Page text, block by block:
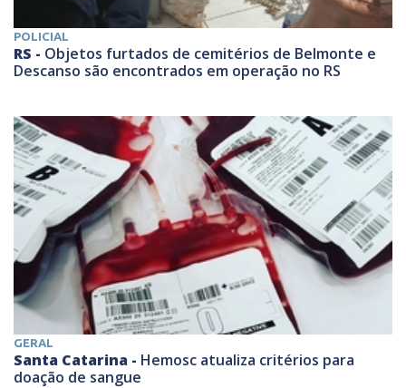
POLICIAL
RS - Objetos furtados de cemitérios de Belmonte e
Descanso são encontrados em operação no RS
GERAL
Santa Catarina - Hemosc atualiza critérios para
doação de sangue